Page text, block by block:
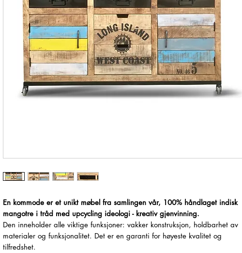
En kommode er et unikt møbel fra samlingen vår, 100% håndlaget indisk
mangotre i tråd med upcycling ideologi - kreativ gjenvinning.
Den inneholder alle viktige funksjoner: vakker konstruksjon, holdbarhet av
materialer og funksjonalitet. Det er en garanti for høyeste kvalitet og
tilfredshet.